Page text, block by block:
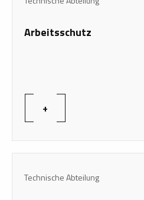
Arbeitsschutz
+
Technische Abteilung